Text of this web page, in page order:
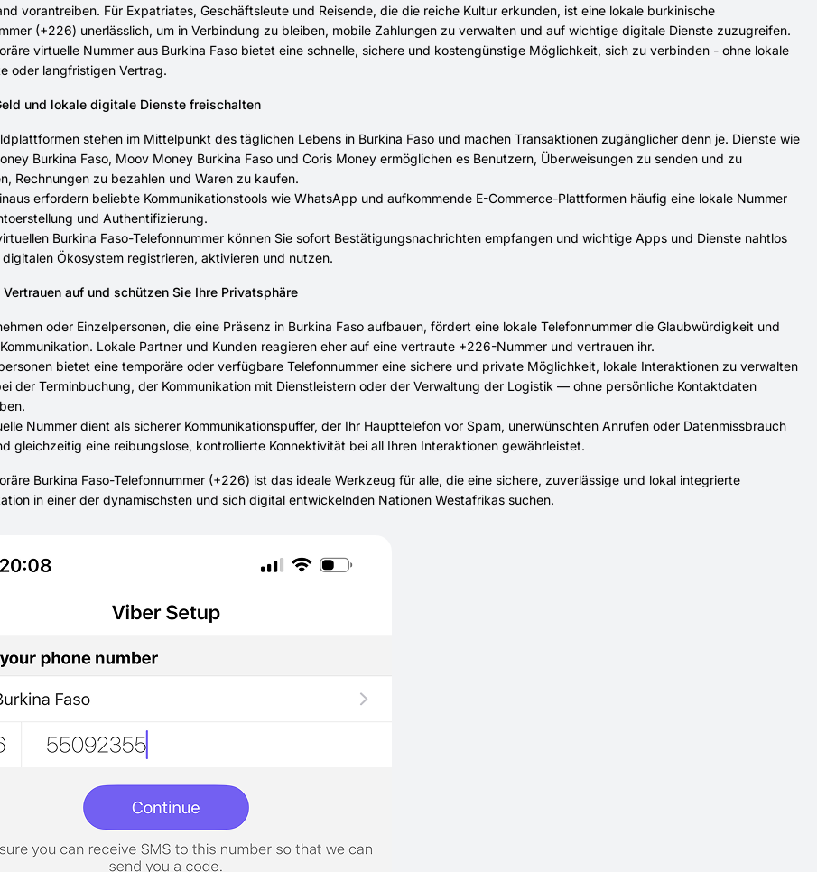
vorantreiben. Für Expatriates, Geschäftsleute und Reisende, die die reiche Kultur erkunden, ist eine lokale burkinische
(+226) unerlässlich, um in Verbindung zu bleiben, mobile Zahlungen zu verwalten und auf wichtige digitale Dienste zuzugreifen.
virtuelle Nummer aus Burkina Faso bietet eine schnelle, sichere und kostengünstige Möglichkeit, sich zu verbinden - ohne lokale
oder langfristigen Vertrag.
und lokale digitale Dienste freischalten
stehen im Mittelpunkt des täglichen Lebens in Burkina Faso und machen Transaktionen zugänglicher denn je. Dienste wie
Burkina Faso, Moov Money Burkina Faso und Coris Money ermöglichen es Benutzern, Überweisungen zu senden und zu
Rechnungen zu bezahlen und Waren zu kaufen.
erfordern beliebte Kommunikationstools wie WhatsApp und aufkommende E-Commerce-Plattformen häufig eine lokale Nummer
und Authentifizierung.
Burkina Faso-Telefonnummer können Sie sofort Bestätigungsnachrichten empfangen und wichtige Apps und Dienste nahtlos
digitalen Ökosystem registrieren, aktivieren und nutzen.
Vertrauen auf und schützen Sie Ihre Privatsphäre
oder Einzelpersonen, die eine Präsenz in Burkina Faso aufbauen, fördert eine lokale Telefonnummer die Glaubwürdigkeit und
Lokale Partner und Kunden reagieren eher auf eine vertraute +226-Nummer und vertrauen ihr.
bietet eine temporäre oder verfügbare Telefonnummer eine sichere und private Möglichkeit, lokale Interaktionen zu verwalten
der Terminbuchung, der Kommunikation mit Dienstleistern oder der Verwaltung der Logistik — ohne persönliche Kontaktdaten
Nummer dient als sicherer Kommunikationspuffer, der Ihr Haupttelefon vor Spam, unerwünschten Anrufen oder Datenmissbrauch
gleichzeitig eine reibungslose, kontrollierte Konnektivität bei all Ihren Interaktionen gewährleistet.
Burkina Faso-Telefonnummer (+226) ist das ideale Werkzeug für alle, die eine sichere, zuverlässige und lokal integrierte
in einer der dynamischsten und sich digital entwickelnden Nationen Westafrikas suchen.